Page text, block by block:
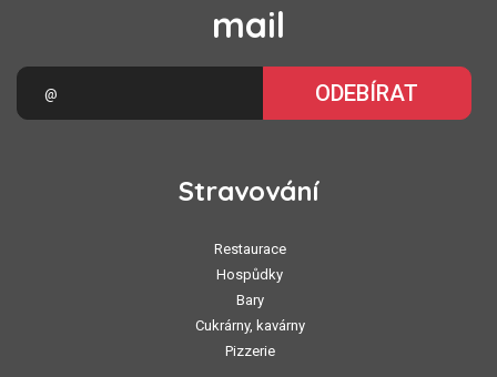
mail
ODEBÍRAT
Stravování
Restaurace
Hospůdky
Bary
Cukrárny, kavárny
Pizzerie